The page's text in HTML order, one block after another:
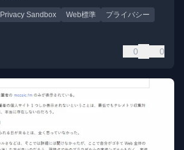
Privacy Sandbox Web標準
プライバシー
0 0